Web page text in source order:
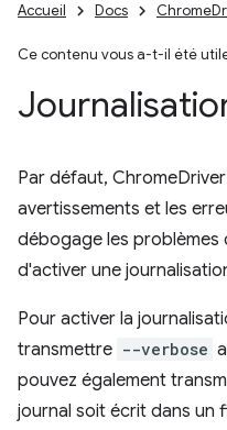
Accueil Docs
Ce contenu vous a-t-il été
Par défaut,
avertissements et les
débogage les problèmes
d'activer une
Pour activer la
transmettre --verbose
pouvez également
journal soit écrit dans un